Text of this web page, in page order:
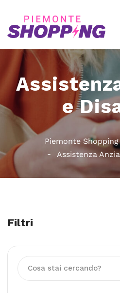
e
Piemonte Shopping
Assistenza
Filtri